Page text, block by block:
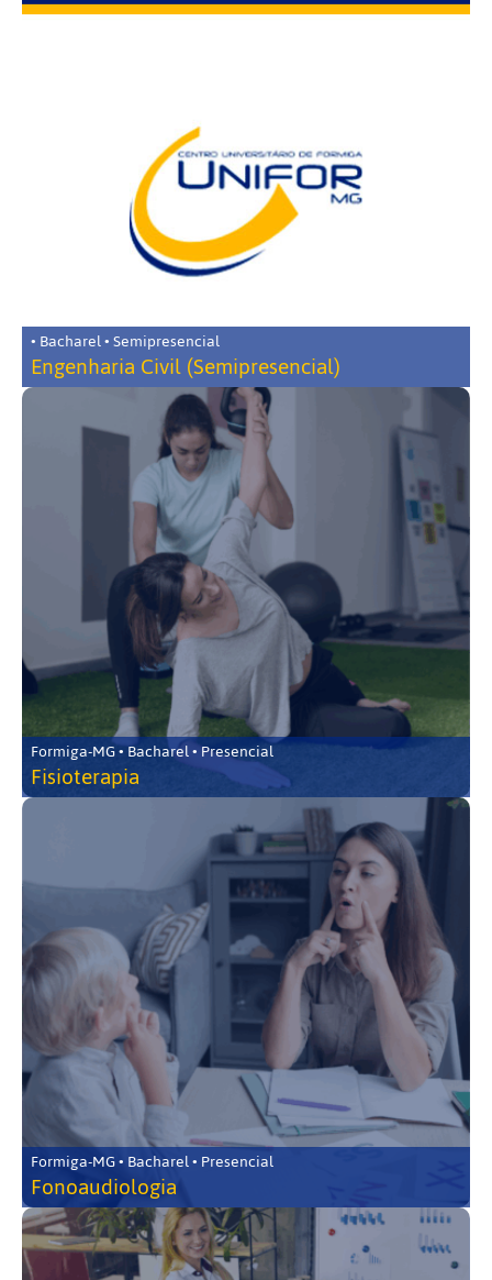
• Bacharel • Semipresencial
Engenharia Civil (Semipresencial)
Formiga-MG • Bacharel • Presencial
Fisioterapia
Formiga-MG • Bacharel • Presencial
Fonoaudiologia